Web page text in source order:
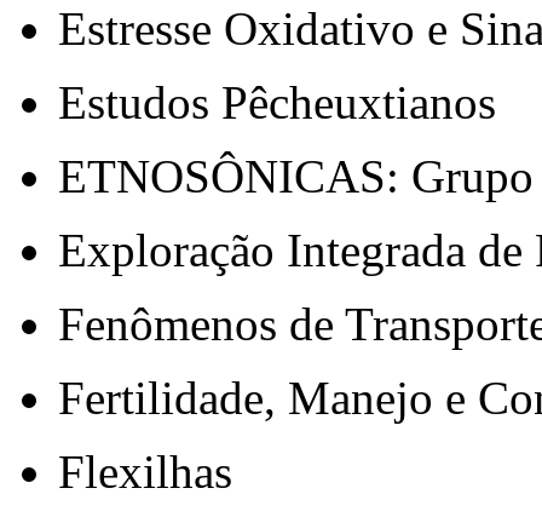
Estresse Oxidativo e
Estudos Pêcheuxtianos
ETNOSÔNICAS:
Exploração Integrada
Fenômenos de
Fertilidade, Manejo e
Flexilhas